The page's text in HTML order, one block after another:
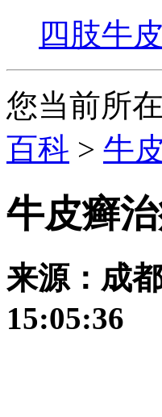
四肢牛
您当前所
百科 > 牛
牛皮癣
来源：成
15:05:36